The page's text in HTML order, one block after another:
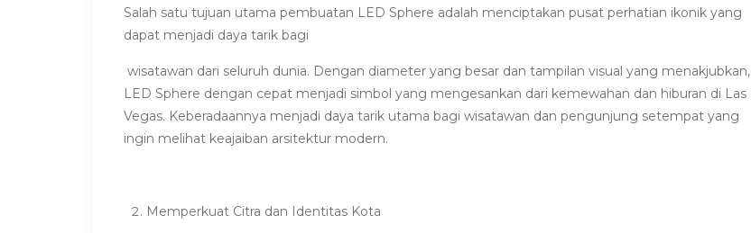
Salah satu tujuan utama pembuatan LED Sphere adalah menciptakan pusat perhatian ikonik yang
dapat menjadi daya tarik bagi
wisatawan dari seluruh dunia. Dengan diameter yang besar dan tampilan visual yang menakjubkan,
LED Sphere dengan cepat menjadi simbol yang mengesankan dari kemewahan dan hiburan di Las
Vegas. Keberadaannya menjadi daya tarik utama bagi wisatawan dan pengunjung setempat yang
ingin melihat keajaiban arsitektur modern.
Memperkuat Citra dan Identitas Kota